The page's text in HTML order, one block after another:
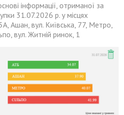
інформації, отриманої за
31.07.2026 р. у місцях
Ашан, вул. Київська, 77, Метро,
вул. Житній ринок, 1